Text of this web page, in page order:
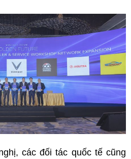
các đối tác quốc tế cũng